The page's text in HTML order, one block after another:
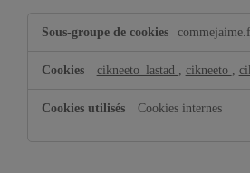
Admo
cikneeto_lastad cikneeto
Cookies internes